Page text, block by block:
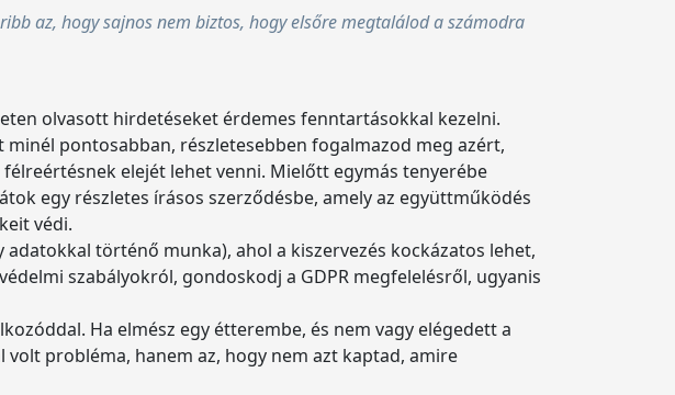
az, hogy sajnos nem biztos, hogy elsőre megtalálod a számodra
olvasott hirdetéseket érdemes fenntartásokkal kezelni.
pontosabban, részletesebben fogalmazod meg azért,
elejét lehet venni. Mielőtt egymás tenyerébe
egy részletes írásos szerződésbe, amely az együttműködés
védi.
történő munka), ahol a kiszervezés kockázatos lehet,
szabályokról, gondoskodj a GDPR megfelelésről, ugyanis
Ha elmész egy étterembe, és nem vagy elégedett a
probléma, hanem az, hogy nem azt kaptad, amire